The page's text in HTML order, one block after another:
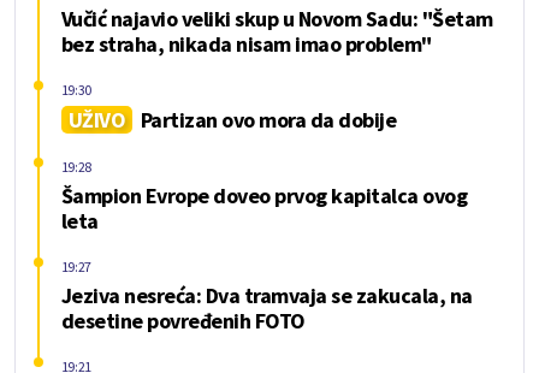
Vučić najavio veliki skup u Novom Sadu: "Šetam
bez straha, nikada nisam imao problem"
UŽIVO Partizan ovo mora da dobije
19:30
Šampion Evrope doveo prvog kapitalca ovog
leta
19:28
Jeziva nesreća: Dva tramvaja se zakucala, na
desetine povređenih FOTO
19:27
19:21